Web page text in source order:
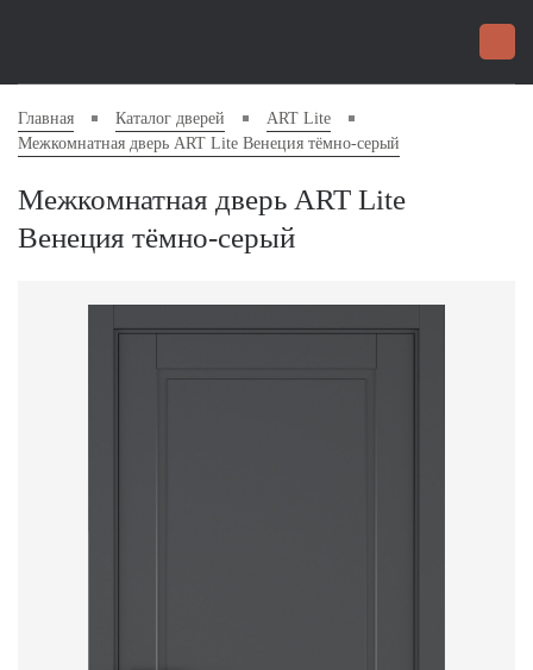
Главная Каталог дверей
ART Lite
Межкомнатная дверь ART Lite Венеция тёмно-серый
Межкомнатная дверь ART Lite
Венеция тёмно-серый